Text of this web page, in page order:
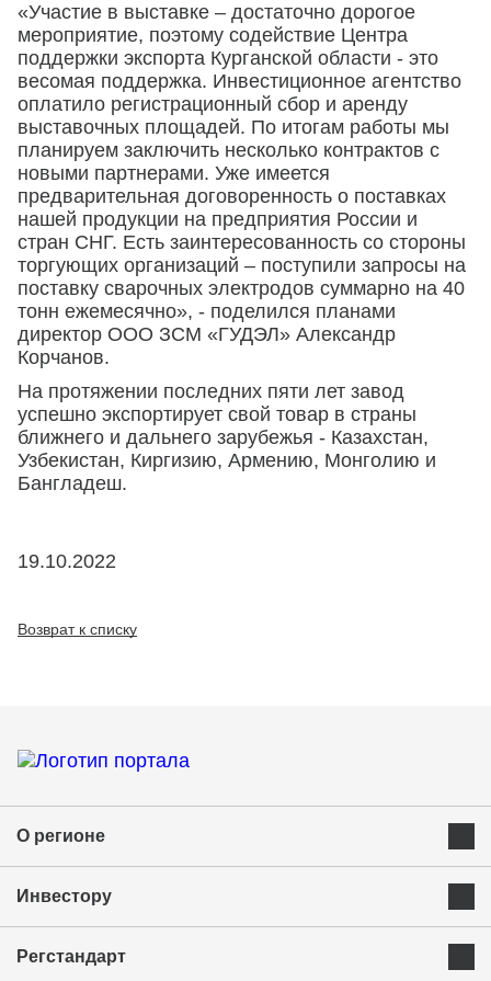
«Участие в выставке – достаточно дорогое
мероприятие, поэтому содействие Центра
поддержки экспорта Курганской области - это
весомая поддержка. Инвестиционное агентство
оплатило регистрационный сбор и аренду
выставочных площадей. По итогам работы мы
планируем заключить несколько контрактов с
новыми партнерами. Уже имеется
предварительная договоренность о поставках
нашей продукции на предприятия России и
стран СНГ. Есть заинтересованность со стороны
торгующих организаций – поступили запросы на
поставку сварочных электродов суммарно на 40
тонн ежемесячно», - поделился планами
директор ООО ЗСМ «ГУДЭЛ» Александр
Корчанов.
На протяжении последних пяти лет завод
успешно экспортирует свой товар в страны
ближнего и дальнего зарубежья - Казахстан,
Узбекистан, Киргизию, Армению, Монголию и
Бангладеш.
19.10.2022
Возврат к списку
О регионе
Экономика и ресурсы
Успешные бренды Курганской области
Инвестору
Приоритетные инвестиционные направления
Регстандарт